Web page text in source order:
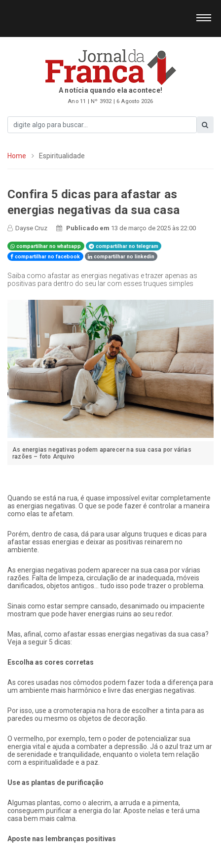
A notícia quando ela acontece!
Ano 11 | Nº 3932 | 6 Agosto 2026
Home Espiritualidade
Confira 5 dicas para afastar as
energias negativas da sua casa
Dayse Cruz Publicado em 13 de março de 2025 às 22:00
compartilhar no whatsapp
compartilhar no telegram
compartilhar no facebook
compartilhar no linkedin
Saiba como afastar as energias negativas e trazer apenas as
positivas para dentro do seu lar com esses truques simples
As energias negativas podem aparecer na sua casa por várias
razões – foto Arquivo
Quando se está na rua, é quase impossível evitar completamente
as energias negativas. O que se pode fazer é controlar a maneira
como elas te afetam.
Porém, dentro de casa, dá para usar alguns truques e dicas para
afastar essas energias e deixar as positivas reinarem no
ambiente.
As energias negativas podem aparecer na sua casa por várias
razões. Falta de limpeza, circulação de ar inadequada, móveis
danificados, objetos antigos… tudo isso pode trazer o problema.
Sinais como estar sempre cansado, desanimado ou impaciente
mostram que pode haver energias ruins ao seu redor.
Mas, afinal, como afastar essas energias negativas da sua casa?
Veja a seguir 5 dicas:
Escolha as cores corretas
As cores usadas nos cômodos podem fazer toda a diferença para
um ambiente mais harmônico e livre das energias negativas.
Por isso, use a cromoterapia na hora de escolher a tinta para as
paredes ou mesmo os objetos de decoração.
O vermelho, por exemplo, tem o poder de potencializar sua
energia vital e ajuda a combater a depressão. Já o azul traz um ar
de serenidade e tranquilidade, enquanto o violeta tem relação
com a espiritualidade e a paz.
Use as plantas de purificação
Algumas plantas, como o alecrim, a arruda e a pimenta,
conseguem purificar a energia do lar. Aposte nelas e terá uma
casa bem mais calma.
Aposte nas lembranças positivas